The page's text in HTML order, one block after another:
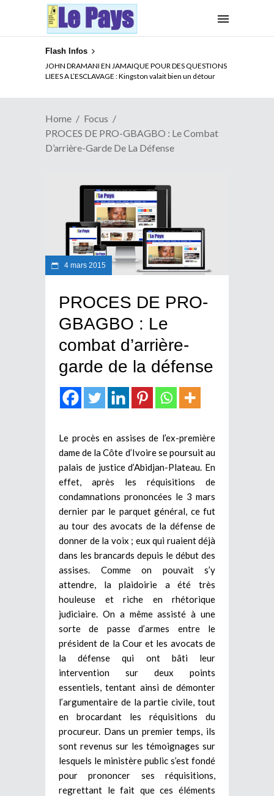
Flash Infos
JOHN DRAMANI EN JAMAIQUE POUR DES QUESTIONS
LIEES A L’ESCLAVAGE : Kingston valait bien un détour
ELECTION DE TALON A LA TETE DU SENAT BENINOIS :
Quand Patrice quitte le pouvoir sans partir !
Home
Focus
PROCES DE PRO-GBAGBO : Le Combat
D’arrière-Garde De La Défense
4 mars 2015
PROCES DE PRO-
GBAGBO : Le
combat d’arrière-
garde de la défense
Le procès en assises de l’ex-première
dame de la Côte d’Ivoire se poursuit au
palais de justice d’Abidjan-Plateau. En
effet, après les réquisitions de
condamnations prononcées le 3 mars
dernier par le parquet général, ce fut
au tour des avocats de la défense de
donner de la voix ; eux qui ruaient déjà
dans les brancards depuis le début des
assises. Comme on pouvait s’y
attendre, la plaidoirie a été très
houleuse et riche en rhétorique
judiciaire. On a même assisté à une
sorte de passe d’armes entre le
président de la Cour et les avocats de
la défense qui ont bâti leur
intervention sur deux points
essentiels, tentant ainsi de démonter
l’argumentaire de la partie civile, tout
en brocardant les réquisitions du
procureur. Dans un premier temps, ils
sont revenus sur les témoignages sur
lesquels le ministère public s’est fondé
pour prononcer ses réquisitions,
regrettant le fait que ces éléments